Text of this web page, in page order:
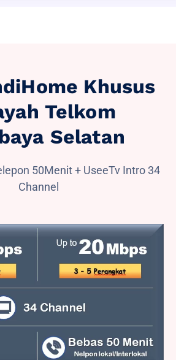
Khusus
Telkom
Selatan
50Menit + UseeTv Intro 34
Channel